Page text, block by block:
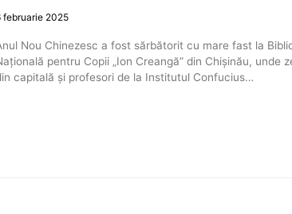
februarie 2025
Nou Chinezesc a fost sărbătorit cu mare fast la
pentru Copii „Ion Creangă” din Chișinău, unde
capitală și profesori de la Institutul Confucius…